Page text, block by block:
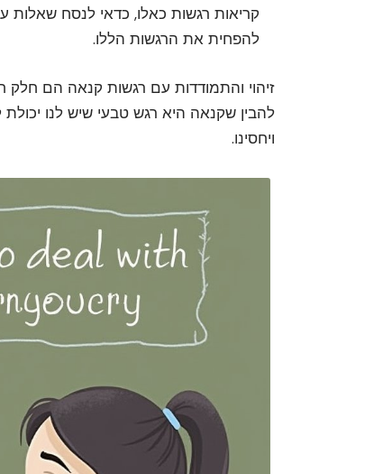
קריאות רגשות כאלו, כדאי לנסח שאלות
להפחית את הרגשות הללו.
זיהוי והתמודדות עם רגשות קנאה הם חלק
להבין שקנאה היא רגש טבעי שיש לנו
ויחסינו.